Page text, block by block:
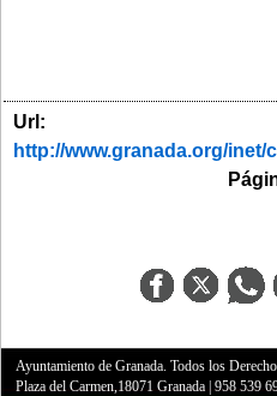
Url:
http://www.granada.org/
Ayuntamiento de Granada. Todos los
Plaza del Carmen,18071 Granada |958 539